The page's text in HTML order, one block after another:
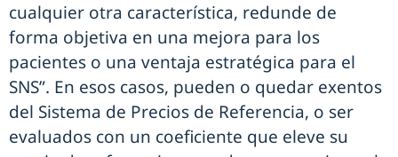
cualquier otra característica, redunde de
forma objetiva en una mejora para los
pacientes o una ventaja estratégica para el
SNS”. En esos casos, pueden o quedar exentos
del Sistema de Precios de Referencia, o ser
evaluados con un coeficiente que eleve su